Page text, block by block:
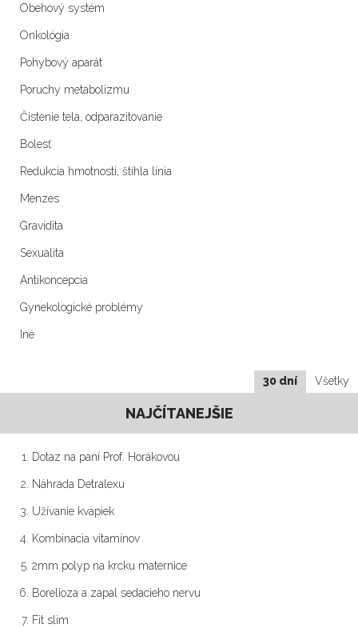
Obehový systém
Onkológia
Pohybový aparát
Poruchy metabolizmu
Čistenie tela, odparazitovanie
Bolesť
Redukcia hmotnosti, štíhla línia
Menzes
Gravidita
Sexualita
Antikoncepcia
Gynekologické problémy
Iné
30 dní Všetky
NAJČÍTANEJŠIE
Dotaz na paní Prof. Horákovou
Náhrada Detralexu
Užívanie kvapiek
Kombinacia vitamínov
2mm polyp na krcku maternice
Borelioza a zapal sedacieho nervu
Fit slim